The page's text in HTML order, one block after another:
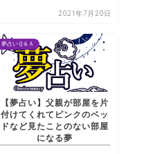
2021年7月20日
夢占いＱ＆Ａ
【夢占い】父親が部屋を片
付けてくれてピンクのベッ
ドなど見たことのない部屋
になる夢